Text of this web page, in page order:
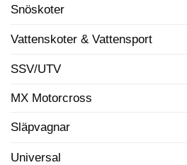
Snöskoter
Vattenskoter & Vattensport
SSV/UTV
MX Motorcross
Släpvagnar
Universal